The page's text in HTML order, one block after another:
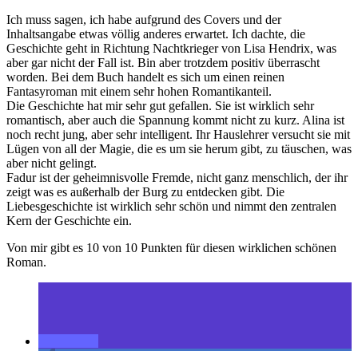
Ich muss sagen, ich habe aufgrund des Covers und der
Inhaltsangabe etwas völlig anderes erwartet. Ich dachte, die
Geschichte geht in Richtung Nachtkrieger von Lisa Hendrix, was
aber gar nicht der Fall ist. Bin aber trotzdem positiv überrascht
worden. Bei dem Buch handelt es sich um einen reinen
Fantasyroman mit einem sehr hohen Romantikanteil.
Die Geschichte hat mir sehr gut gefallen. Sie ist wirklich sehr
romantisch, aber auch die Spannung kommt nicht zu kurz. Alina ist
noch recht jung, aber sehr intelligent. Ihr Hauslehrer versucht sie mit
Lügen von all der Magie, die es um sie herum gibt, zu täuschen, was
aber nicht gelingt.
Fadur ist der geheimnisvolle Fremde, nicht ganz menschlich, der ihr
zeigt was es außerhalb der Burg zu entdecken gibt. Die
Liebesgeschichte ist wirklich sehr schön und nimmt den zentralen
Kern der Geschichte ein.
Von mir gibt es 10 von 10 Punkten für diesen wirklichen schönen
Roman.